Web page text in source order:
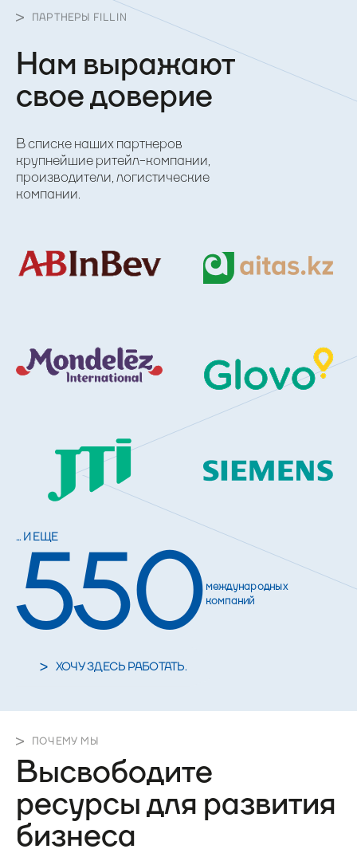
ПАРТНЕРЫ FILLIN
Нам выражают
свое доверие
В списке наших партнеров
крупнейшие ритейл-компании,
производители, логистические
компании.
... И ЕЩЕ
550 международных
компаний
ХОЧУ ЗДЕСЬ РАБОТАТЬ.
ПОЧЕМУ МЫ
Высвободите
ресурсы для развития
бизнеса